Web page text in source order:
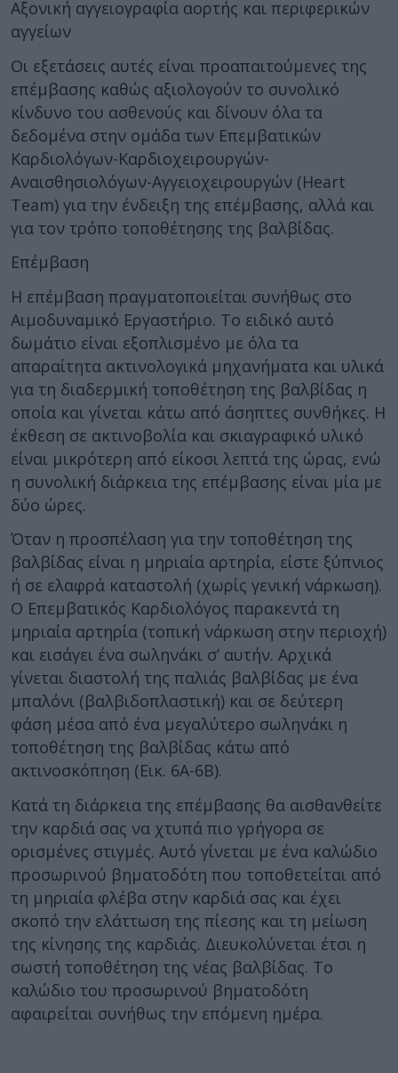
Αξονική αγγειογραφία αορτής και περιφερικών
αγγείων
Οι εξετάσεις αυτές είναι προαπαιτούμενες της
επέμβασης καθώς αξιολογούν το συνολικό
κίνδυνο του ασθενούς και δίνουν όλα τα
δεδομένα στην ομάδα των Επεμβατικών
Καρδιολόγων-Καρδιοχειρουργών-
Αναισθησιολόγων-Αγγειοχειρουργών (Heart
Team) για την ένδειξη της επέμβασης, αλλά και
για τον τρόπο τοποθέτησης της βαλβίδας.
Επέμβαση
Η επέμβαση πραγματοποιείται συνήθως στο
Αιμοδυναμικό Εργαστήριο. Το ειδικό αυτό
δωμάτιο είναι εξοπλισμένο με όλα τα
απαραίτητα ακτινολογικά μηχανήματα και υλικά
για τη διαδερμική τοποθέτηση της βαλβίδας η
οποία και γίνεται κάτω από άσηπτες συνθήκες. Η
έκθεση σε ακτινοβολία και σκιαγραφικό υλικό
είναι μικρότερη από είκοσι λεπτά της ώρας, ενώ
η συνολική διάρκεια της επέμβασης είναι μία με
δύο ώρες.
Όταν η προσπέλαση για την τοποθέτηση της
βαλβίδας είναι η μηριαία αρτηρία, είστε ξύπνιος
ή σε ελαφρά καταστολή (χωρίς γενική νάρκωση).
Ο Επεμβατικός Καρδιολόγος παρακεντά τη
μηριαία αρτηρία (τοπική νάρκωση στην περιοχή)
και εισάγει ένα σωληνάκι σ’ αυτήν. Αρχικά
γίνεται διαστολή της παλιάς βαλβίδας με ένα
μπαλόνι (βαλβιδοπλαστική) και σε δεύτερη
φάση μέσα από ένα μεγαλύτερο σωληνάκι η
τοποθέτηση της βαλβίδας κάτω από
ακτινοσκόπηση (Εικ. 6Α-6Β).
Κατά τη διάρκεια της επέμβασης θα αισθανθείτε
την καρδιά σας να χτυπά πιο γρήγορα σε
ορισμένες στιγμές. Αυτό γίνεται με ένα καλώδιο
προσωρινού βηματοδότη που τοποθετείται από
τη μηριαία φλέβα στην καρδιά σας και έχει
σκοπό την ελάττωση της πίεσης και τη μείωση
της κίνησης της καρδιάς. Διευκολύνεται έτσι η
σωστή τοποθέτηση της νέας βαλβίδας. Το
καλώδιο του προσωρινού βηματοδότη
αφαιρείται συνήθως την επόμενη ημέρα.